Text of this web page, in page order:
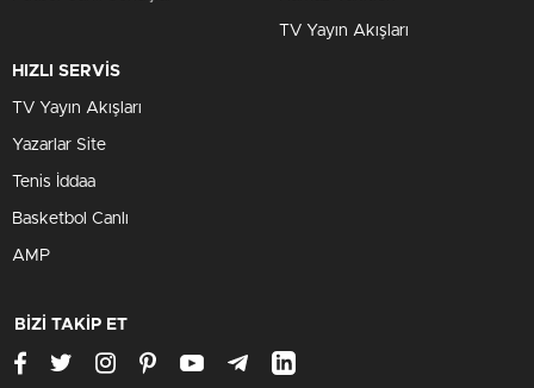
TV Yayın Akışları
HIZLI SERVİS
TV Yayın Akışları
Yazarlar Site
Tenis İddaa
Basketbol Canlı
AMP
BİZİ TAKİP ET